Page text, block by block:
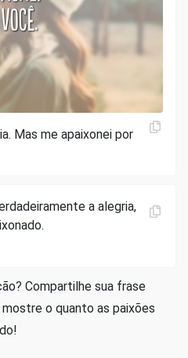
Mas me apaixonei por
a alegria,
Compartilhe sua frase
o quanto as paixões